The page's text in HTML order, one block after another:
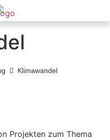
Klimawandel
Projekten zum Thema